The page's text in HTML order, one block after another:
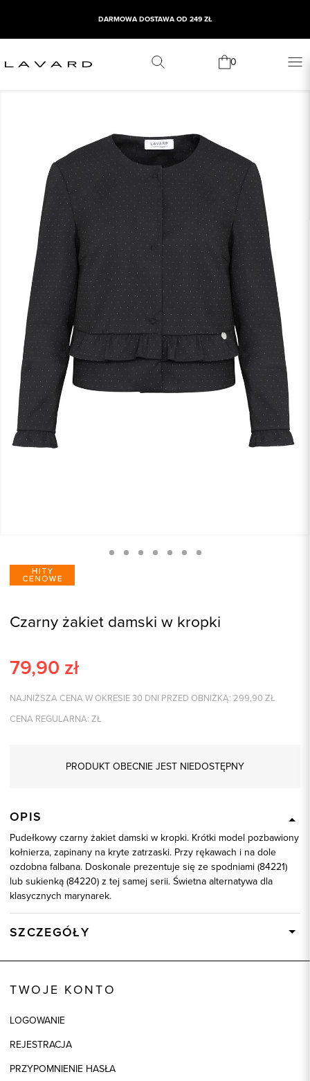
DARMOWA DOSTAWA OD 249 ZŁ
0
Czarny żakiet damski w kropki
79,90 zł
NAJNIŻSZA CENA W OKRESIE 30 DNI PRZED OBNIŻKĄ: 299,90 ZŁ
CENA REGULARNA: ZŁ
PRODUKT OBECNIE JEST NIEDOSTĘPNY
OPIS
Pudełkowy czarny żakiet damski w kropki. Krótki model pozbawiony
kołnierza, zapinany na kryte zatrzaski. Przy rękawach i na dole
ozdobna falbana. Doskonale prezentuje się ze spodniami (84221)
lub sukienką (84220) z tej samej serii. Świetna alternatywa dla
klasycznych marynarek.
SZCZEGÓŁY
Skład tkaniny
Składy podszewek
TWOJE KONTO
LOGOWANIE
REJESTRACJA
PRZYPOMNIENIE HASŁA